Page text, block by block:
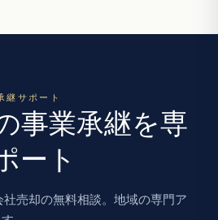
サポート
事業承継を専
ート
売却の無料相談。地域の専門ア